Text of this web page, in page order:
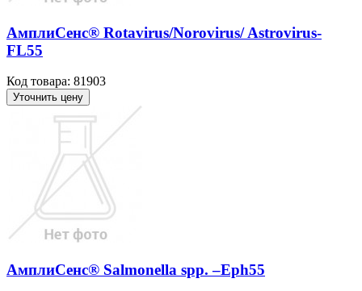
АмплиСенс® Rotavirus/Norovirus/ Astrovirus-
FL55
Код товара: 81903
Уточнить цену
АмплиСенс® Salmonella spp. –Eph55